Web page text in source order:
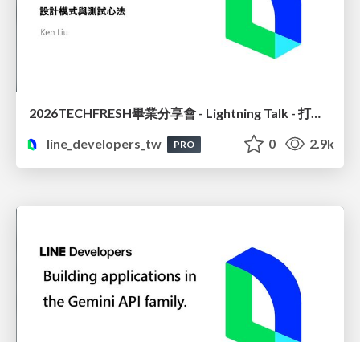
2026TECHFRESH畢業分享會 - Lightning Talk - 打造精準高效的 MCP 設計模式與測試實務
line_developers_tw
PRO 0 2.9k